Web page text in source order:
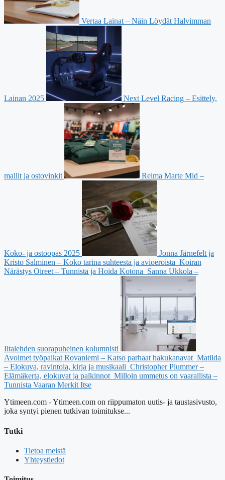
Vertaa Lainat – Näin Löydät Halvimman
Lainan 2025 Next Level Racing – Esittely,
mallit ja ostovinkit Reima Marte Mid –
Koko- ja ostoopas 2025
Jonna Järnefelt ja
Kristo Salminen – Koko tarina suhteesta ja avioeroista Koiran
Närästys Oireet – Tunnista ja Hoida Kotona Sanna Ukkola –
Iltalehden suorapuheinen kolumnisti
Avoimet työpaikat Rovaniemi – Katso parhaat hakukanavat Matilda
– Elokuva, ravintola, kirja ja musikaali Christopher Plummer –
Elämäkerta, elokuvat ja palkinnot Milloin ummetus on vaarallista –
Tunnista Vaaran Merkit Itse
Ytimeen.com - Ytimeen.com on riippumaton uutis- ja taustasivusto,
joka syntyi pienen tutkivan toimitukse...
Tutki
Tietoa meistä
Yhteystiedot